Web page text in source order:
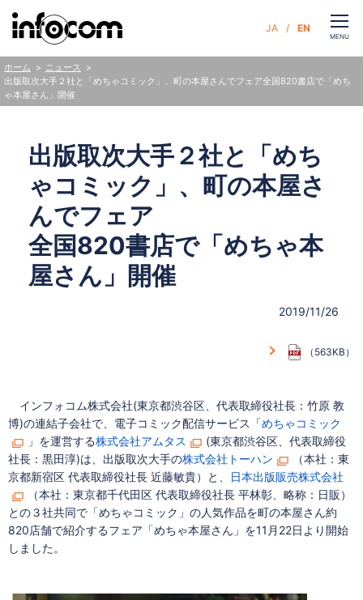
CLOSE
MENU
ニュース
出版取次大手２社と「めちゃコミック」、町の本屋さんでフェア全国820書店で「めち
ゃ本屋さん」開催
出版取次大手２社と「めち
ゃコミック」、町の本屋さ
んでフェア
全国820書店で「めちゃ本
屋さん」開催
2019/11/26
（563KB）
インフォコム株式会社(東京都渋谷区、代表取締役社長：竹原 教
博)の連結子会社で、電子コミック配信サービス「めちゃコミック
」を運営する株式会社アムタス
(東京都渋谷区、代表取締役
社長：黒田淳)は、出版取次大手の株式会社トーハン
（本社：東
京都新宿区 代表取締役社長 近藤敏貴）と、
日本出版販売株式会社
（本社：東京都千代田区 代表取締役社長 平林彰、略称：日販）
との３社共同で「めちゃコミック」の人気作品を町の本屋さん約
820店舗で紹介するフェア「めちゃ本屋さん」を11月22日より開始
しました。
JA EN
ホーム
企業情報
サステナビリティ
ニュース
人財・採用